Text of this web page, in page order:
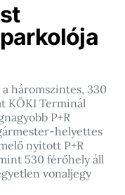
háromszintes, 330
KÖKI Terminál
P+R
helyettes
nyitott P+R
530 férőhely áll
vonaljegy